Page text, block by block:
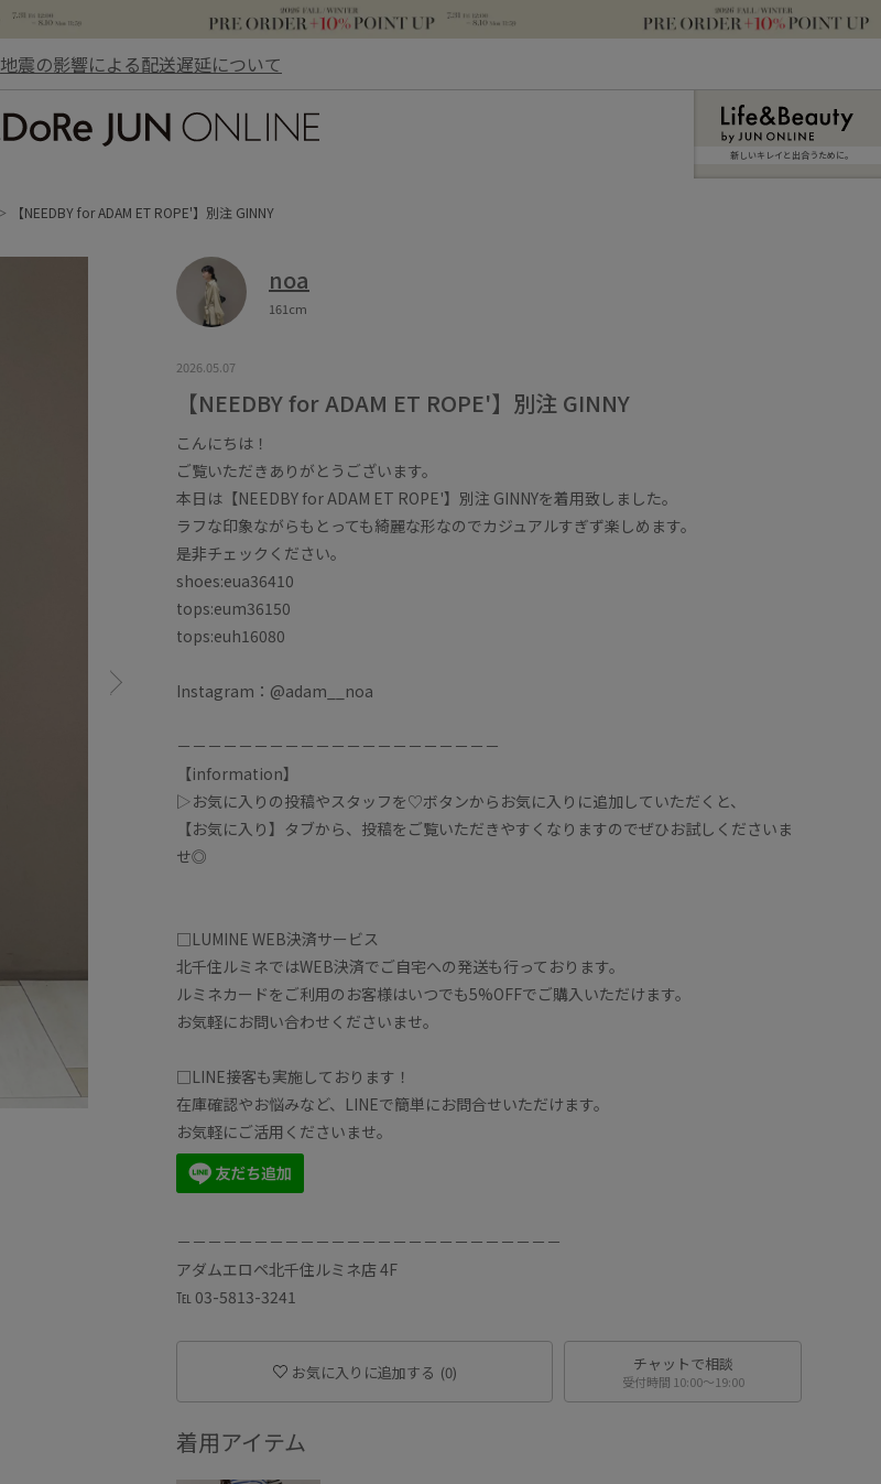
地震の影響による配送遅延について
新しいキレイと出合うために。
【NEEDBY for ADAM ET ROPE'】別注 GINNY
noa
161cm
2026.05.07
【NEEDBY for ADAM ET ROPE'】別注 GINNY
こんにちは！
ご覧いただきありがとうございます。
本日は【NEEDBY for ADAM ET ROPE'】別注 GINNYを着用致しました。
ラフな印象ながらもとっても綺麗な形なのでカジュアルすぎず楽しめます。
是非チェックください。
shoes:eua36410
tops:eum36150
tops:euh16080
Instagram：@adam__noa
－－－－－－－－－－－－－－－－－－－－－
【information】
▷お気に入りの投稿やスタッフを♡ボタンからお気に入りに追加していただくと、
【お気に入り】タブから、投稿をご覧いただきやすくなりますのでぜひお試しくださいま
せ◎
□LUMINE WEB決済サービス
北千住ルミネではWEB決済でご自宅への発送も行っております。
ルミネカードをご利用のお客様はいつでも5%OFFでご購入いただけます。
お気軽にお問い合わせくださいませ。
□LINE接客も実施しております！
在庫確認やお悩みなど、LINEで簡単にお問合せいただけます。
お気軽にご活用くださいませ。
－－－－－－－－－－－－－－－－－－－－－－－－－
アダムエロペ北千住ルミネ店 4F
℡ 03-5813-3241
お気に入りに追加する (0) チャットで相談
受付時間 10:00〜19:00
着用アイテム